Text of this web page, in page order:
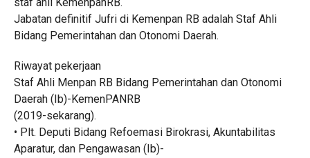
Jabatan definitif Jufri di Kemenpan RB adalah Staf Ahli
Bidang Pemerintahan dan Otonomi Daerah.
Riwayat pekerjaan
Staf Ahli Menpan RB Bidang Pemerintahan dan Otonomi
Daerah (Ib)-KemenPANRB
(2019-sekarang).
• Plt. Deputi Bidang Refoemasi Birokrasi, Akuntabilitas
Aparatur, dan Pengawasan (Ib)-